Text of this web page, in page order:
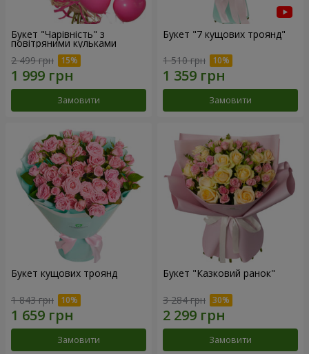
Букет "Чарівність" з
повітряними кульками
2 499 грн
Замовити
Букет "7 кущових троянд"
1 510 грн
Замовити
Букет кущових троянд
1 843 грн
Замовити
Букет "Казковий ранок"
3 284 грн
Замовити